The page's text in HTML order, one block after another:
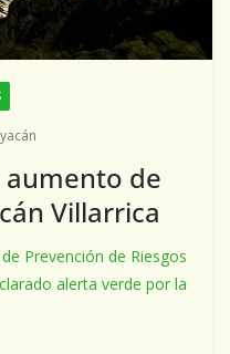
de
Villarrica
Prevención de Riesgos
alerta verde por la